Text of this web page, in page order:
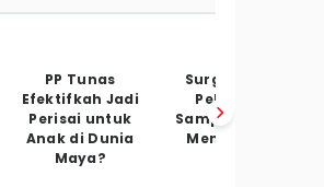
PP Tunas
Efektifkah Jadi
Perisai untuk
Anak di Dunia
Maya?
Surganya
Pelesir,
Sampahnya
Mengusir